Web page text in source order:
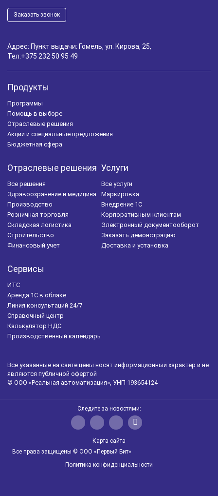
Заказать звонок
Адрес: Пункт выдачи: Гомель, ул. Кирова, 25,
Тел:+375 232 50 95 49
Продукты
Программы
Помощь в выборе
Отраслевые решения
Акции и специальные предложения
Бюджетная сфера
Отраслевые решения
Все решения
Здравоохранение и медицина
Производство
Розничная торговля
Складская логистика
Строительство
Финансовый учет
Услуги
Все услуги
Маркировка
Внедрение 1С
Корпоративным клиентам
Электронный документооборот
Заказать демонстрацию
Доставка и установка
Сервисы
ИТС
Аренда 1С в облаке
Линия консультаций 24/7
Справочный центр
Калькулятор НДС
Производственный календарь
Все указанные на сайте цены носят информационный характер и не
являются публичной офертой
© ООО «Реальная автоматизация», УНП 193654124
Следите за новостями:
Карта сайта
Все права защищены © ООО «Первый Бит»
Политика конфиденциальности